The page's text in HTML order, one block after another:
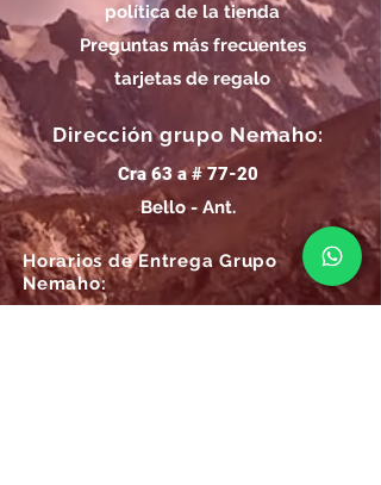
política de la tienda
Preguntas más frecuentes
tarjetas de regalo
Dirección grupo Nemaho:
Cra 63 a # 77-20
Bello - Ant.
Horarios de Entrega Grupo
Nemaho: